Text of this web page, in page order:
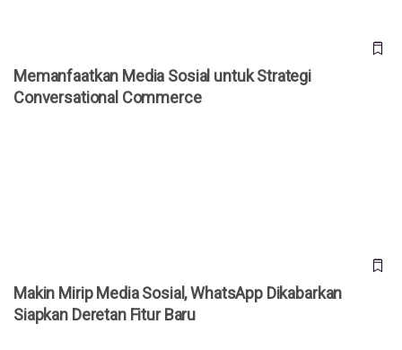
Memanfaatkan Media Sosial untuk Strategi
Conversational Commerce
Makin Mirip Media Sosial, WhatsApp Dikabarkan
Siapkan Deretan Fitur Baru